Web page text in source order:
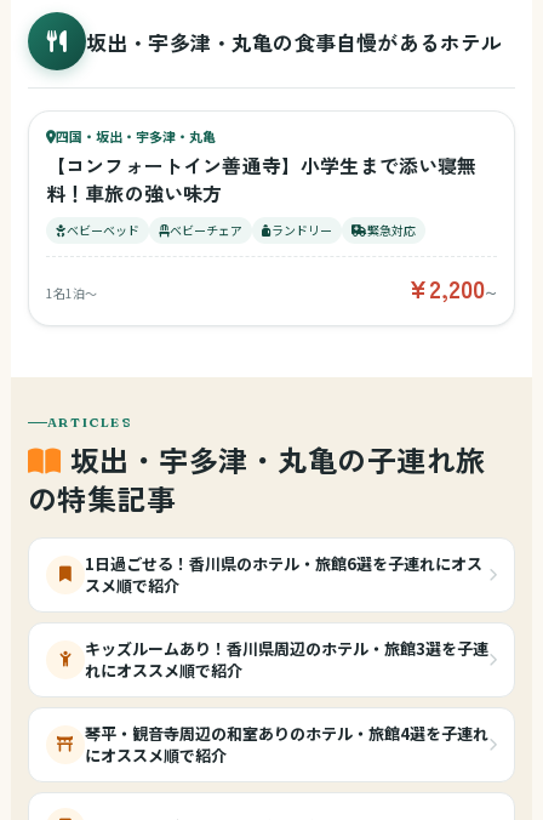
プール
ラウンジ
リゾートホテル
坂出・宇多津・丸亀の食事自慢があるホテル
48ベビー
45
四国・坂出・宇多津・丸亀
【コンフォートイン善通寺】小学生まで添い寝無
料！車旅の強い味方
ベビーベッド ベビーチェア ランドリー 緊急対応
1名1泊〜 ¥2,200〜
ARTICLES
坂出・宇多津・丸亀の子連れ旅
の特集記事
1日過ごせる！香川県のホテル・旅館6選を子連れにオス
スメ順で紹介
キッズルームあり！香川県周辺のホテル・旅館3選を子連
れにオススメ順で紹介
琴平・観音寺周辺の和室ありのホテル・旅館4選を子連れ
にオススメ順で紹介